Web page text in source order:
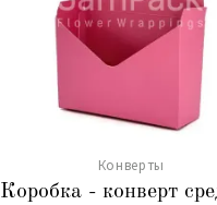
Конверты
Коробка - конверт